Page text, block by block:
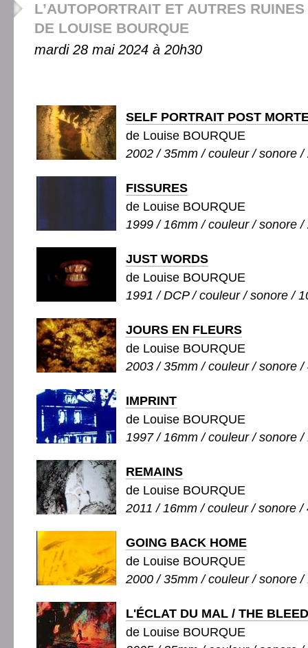
L’AUTOPORTRAIT ET AUTRES
DE LOUISE BOURQUE
mardi 28 mai 2024 à 20h30
SELF PORTRAIT POST
de Louise BOURQUE
2002 / 35mm / couleur / sonore /
FISSURES
de Louise BOURQUE
1999 / 16mm / couleur / sonore /
JUST WORDS
de Louise BOURQUE
1991 / DCP / couleur / sonore /
JOURS EN FLEURS
de Louise BOURQUE
2003 / 35mm / couleur / sonore /
IMPRINT
de Louise BOURQUE
1997 / 16mm / couleur / sonore /
REMAINS
de Louise BOURQUE
2011 / 16mm / couleur / sonore /
GOING BACK HOME
de Louise BOURQUE
2000 / 35mm / couleur / sonore /
L'ÉCLAT DU MAL / THE
de Louise BOURQUE